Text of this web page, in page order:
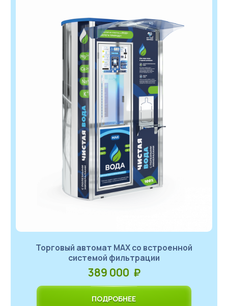
Торговый автомат МАХ со встроенной
системой фильтрации
389 000 ₽
ПОДРОБНЕЕ